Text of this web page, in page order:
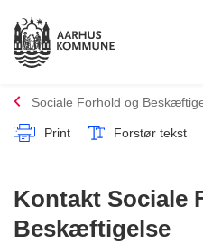
Sociale Forhold og
Print Forstør tekst
Kontakt Sociale
Beskæftigelse